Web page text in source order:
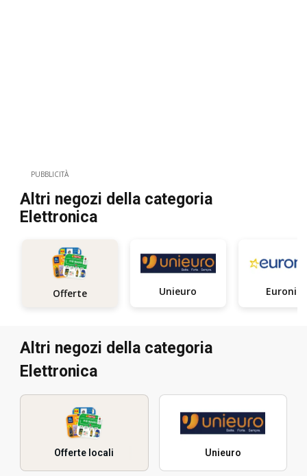
PUBBLICITÀ
Altri negozi della categoria
Elettronica
Offerte Unieuro Euronics
Altri negozi della categoria
Elettronica
Offerte locali Unieuro